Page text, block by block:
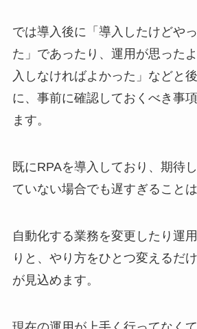
では導入後に「導入したけどや
た」であったり、運用が思った
入しなければよかった」などと
に、事前に確認しておくべき事
ます。
既にRPAを導入しており、期待
ていない場合でも遅すぎることは
自動化する業務を変更したり運
りと、やり方をひとつ変えるだ
が見込めます。